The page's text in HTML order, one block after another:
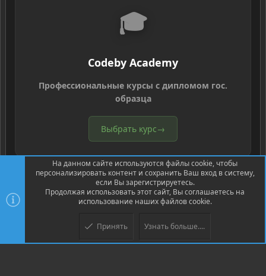
🎓
Codeby Academy
Профессиональные курсы с дипломом гос.
образца
Выбрать курс→
Community platform by XenForo ® © 2010-2026 XenForo Ltd.
© Jason Axelrod of 8WAYRUN
На данном сайте используются файлы cookie, чтобы
персонализировать контент и сохранить Ваш вход в систему,
если Вы зарегистрируетесь.
Продолжая использовать этот сайт, Вы соглашаетесь на
использование наших файлов cookie.
Принять Узнать больше....